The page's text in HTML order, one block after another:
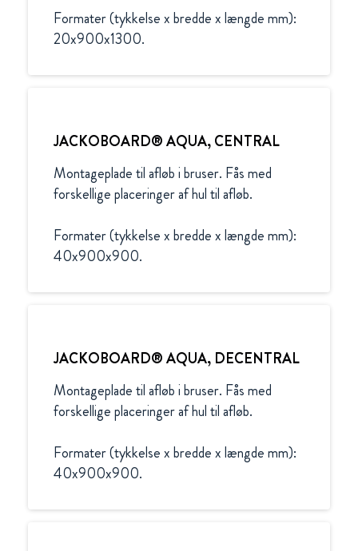
Formater (tykkelse x bredde x længde mm):
20x900x1300.
JACKOBOARD® AQUA, CENTRAL
Montageplade til afløb i bruser. Fås med
forskellige placeringer af hul til afløb.
Formater (tykkelse x bredde x længde mm):
40x900x900.
JACKOBOARD® AQUA, DECENTRAL
Montageplade til afløb i bruser. Fås med
forskellige placeringer af hul til afløb.
Formater (tykkelse x bredde x længde mm):
40x900x900.